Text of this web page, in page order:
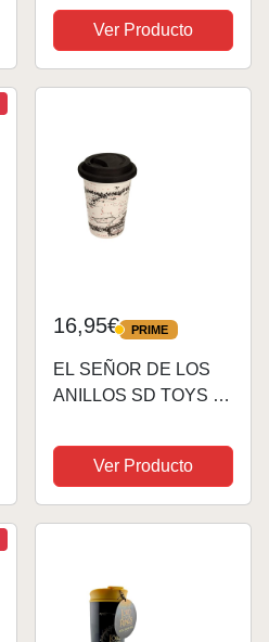
Anillo Único, Multicolor
Ver Producto
16,95€ PRIME
PRIME
EL SEÑOR DE LOS
ANILLOS SD TOYS -
Vaso Café en
Cerámica, 370 ml
Ver Producto